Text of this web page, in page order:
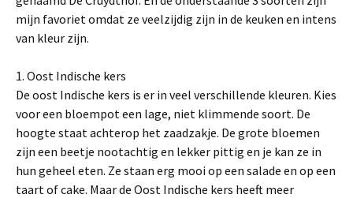
mijn favoriet omdat ze veelzijdig zijn in de keuken en intens
van kleur zijn.
1. Oost Indische kers
De oost Indische kers is er in veel verschillende kleuren. Kies
voor een bloempot een lage, niet klimmende soort. De
hoogte staat achterop het zaadzakje. De grote bloemen
zijn een beetje nootachtig en lekker pittig en je kan ze in
hun geheel eten. Ze staan erg mooi op een salade en op een
taart of cake. Maar de Oost Indische kers heeft meer